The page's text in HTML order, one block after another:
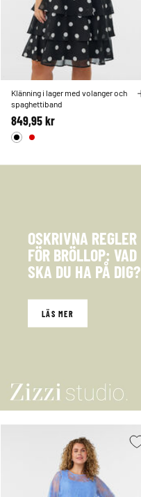
Klänning i lager med volanger och
spaghettiband
849,95 kr
OSKRIVNA REGLER
FÖR BRÖLLOP: VAD
SKA DU HA PÅ DIG?
LÄS MER